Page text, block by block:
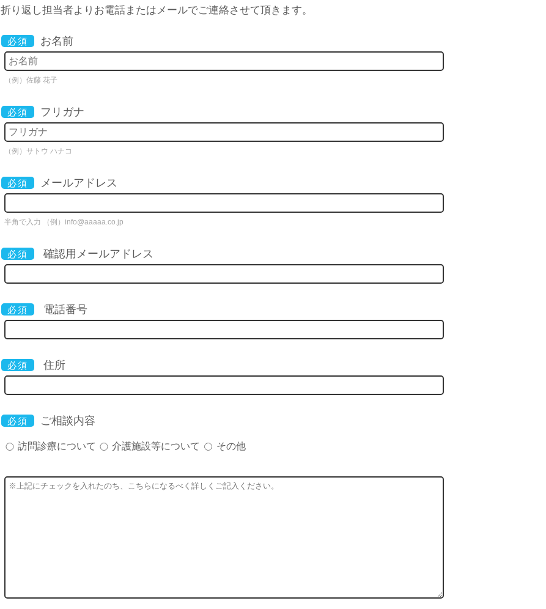
折り返し担当者よりお電話またはメールでご連絡させて頂きます。
必須 お名前
（例）佐藤 花子
必須 フリガナ
（例）サトウ ハナコ
必須 メールアドレス
半角で入力 （例）info@aaaaa.co.jp
必須 確認用メールアドレス
必須 電話番号
必須 住所
必須 ご相談内容
訪問診療について 介護施設等について その他